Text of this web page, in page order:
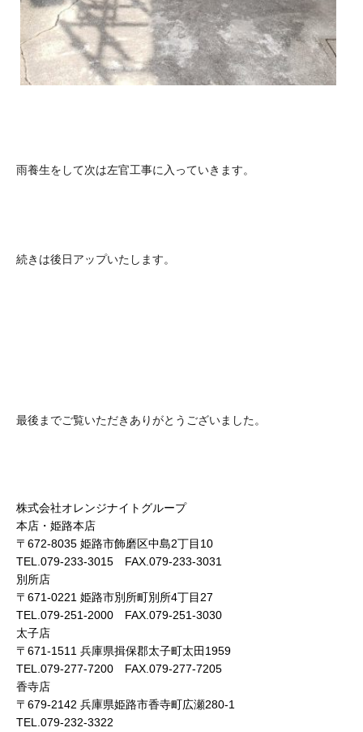
雨養生をして次は左官工事に入っていきます。
続きは後日アップいたします。
最後までご覧いただきありがとうございました。
株式会社オレンジナイトグループ
本店・姫路本店
〒672-8035 姫路市飾磨区中島2丁目10
TEL.079-233-3015 FAX.079-233-3031
別所店
〒671-0221 姫路市別所町別所4丁目27
TEL.079-251-2000 FAX.079-251-3030
太子店
〒671-1511 兵庫県揖保郡太子町太田1959
TEL.079-277-7200 FAX.079-277-7205
香寺店
〒679-2142 兵庫県姫路市香寺町広瀬280-1
TEL.079-232-3322